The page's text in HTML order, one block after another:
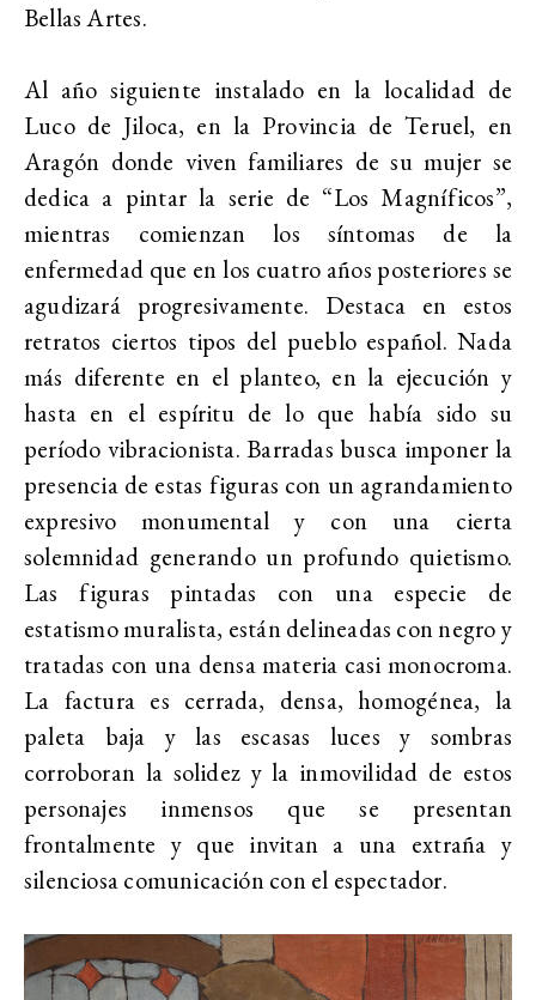
Bellas Artes.
Al año siguiente instalado en la localidad de
Luco de Jiloca, en la Provincia de Teruel, en
Aragón donde viven familiares de su mujer se
dedica a pintar la serie de “Los Magníficos”,
mientras comienzan los síntomas de la
enfermedad que en los cuatro años posteriores se
agudizará progresivamente. Destaca en estos
retratos ciertos tipos del pueblo español. Nada
más diferente en el planteo, en la ejecución y
hasta en el espíritu de lo que había sido su
período vibracionista. Barradas busca imponer la
presencia de estas figuras con un agrandamiento
expresivo monumental y con una cierta
solemnidad generando un profundo quietismo.
Las figuras pintadas con una especie de
estatismo muralista, están delineadas con negro y
tratadas con una densa materia casi monocroma.
La factura es cerrada, densa, homogénea, la
paleta baja y las escasas luces y sombras
corroboran la solidez y la inmovilidad de estos
personajes inmensos que se presentan
frontalmente y que invitan a una extraña y
silenciosa comunicación con el espectador.